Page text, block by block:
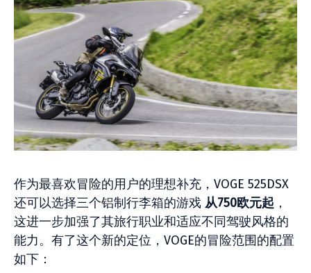
作为最喜欢冒险的用户的理想补充，VOGE 525DSX
还可以选择三个铝制行李箱的游戏 从750欧元起 ，
这进一步加强了其旅行职业和适应不同驾驶风格的
能力。有了这个新的定位，VOGE的冒险范围的配置
如下：